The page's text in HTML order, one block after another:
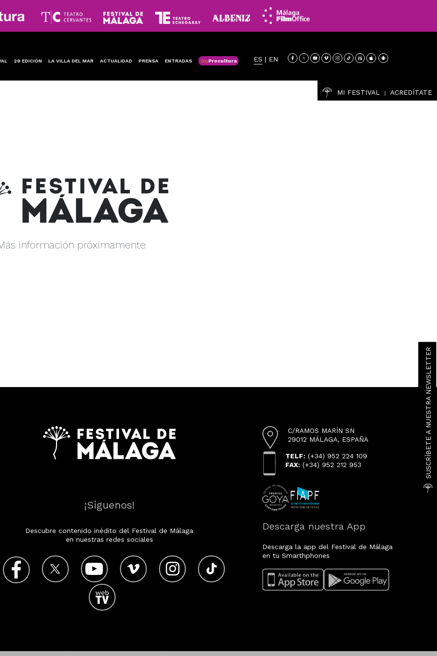
SUSCRÍBETE A NUESTRA NEWSLETTER
ES | EN
29 EDICIÓN LA VILLA DEL MAR ACTUALIDAD PRENSA ENTRADAS SoyProcultura
MI FESTIVAL | ACREDÍTATE
información próximamente
¡Siguenos!
Descubre contenido inédito del Festival de Málaga
en nuestras redes sociales
C/RAMOS MARÍN SN
29012 MÁLAGA, ESPAÑA
TELF:(+34) 952 224 109
FAX:(+34) 952 212 953
Descarga nuestra App
Descarga la app del Festival de Málaga
en tu Smarthphones